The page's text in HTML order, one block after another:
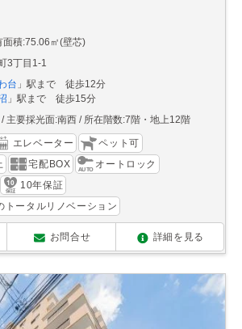
面積:75.06㎡(壁芯)
3丁目1-1
台 」駅まで 徒歩12分
」駅まで 徒歩15分
主要採光面:南西 所在階数:7階・地上12階
エレベーター
ペット可
宅配BOX
オートロック
10年保証
トータルリノベーション
お問合せ 詳細を見る